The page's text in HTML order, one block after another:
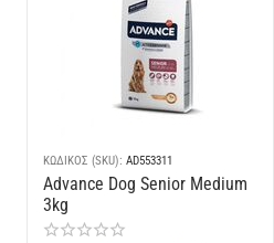
ΚΩΔΙΚΟΣ (SKU): AD553311
Advance Dog Senior Medium
3kg